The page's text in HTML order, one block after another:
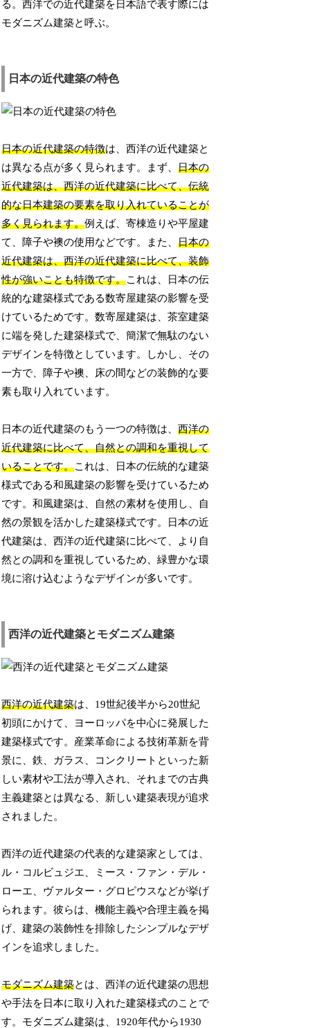
る。西洋での近代建築を日本語で表す際には
モダニズム建築と呼ぶ。
日本の近代建築の特色
日本の近代建築の特徴は、西洋の近代建築と
は異なる点が多く見られます。まず、日本の
近代建築は、西洋の近代建築に比べて、伝統
的な日本建築の要素を取り入れていることが
多く見られます。例えば、寄棟造りや平屋建
て、障子や襖の使用などです。また、日本の
近代建築は、西洋の近代建築に比べて、装飾
性が強いことも特徴です。これは、日本の伝
統的な建築様式である数寄屋建築の影響を受
けているためです。数寄屋建築は、茶室建築
に端を発した建築様式で、簡潔で無駄のない
デザインを特徴としています。しかし、その
一方で、障子や襖、床の間などの装飾的な要
素も取り入れています。
日本の近代建築のもう一つの特徴は、西洋の
近代建築に比べて、自然との調和を重視して
いることです。これは、日本の伝統的な建築
様式である和風建築の影響を受けているため
です。和風建築は、自然の素材を使用し、自
然の景観を活かした建築様式です。日本の近
代建築は、西洋の近代建築に比べて、より自
然との調和を重視しているため、緑豊かな環
境に溶け込むようなデザインが多いです。
西洋の近代建築とモダニズム建築
西洋の近代建築は、19世紀後半から20世紀
初頭にかけて、ヨーロッパを中心に発展した
建築様式です。産業革命による技術革新を背
景に、鉄、ガラス、コンクリートといった新
しい素材や工法が導入され、それまでの古典
主義建築とは異なる、新しい建築表現が追求
されました。
西洋の近代建築の代表的な建築家としては、
ル・コルビュジエ、ミース・ファン・デル・
ローエ、ヴァルター・グロピウスなどが挙げ
られます。彼らは、機能主義や合理主義を掲
げ、建築の装飾性を排除したシンプルなデザ
インを追求しました。
モダニズム建築とは、西洋の近代建築の思想
や手法を日本に取り入れた建築様式のことで
す。モダニズム建築は、1920年代から1930